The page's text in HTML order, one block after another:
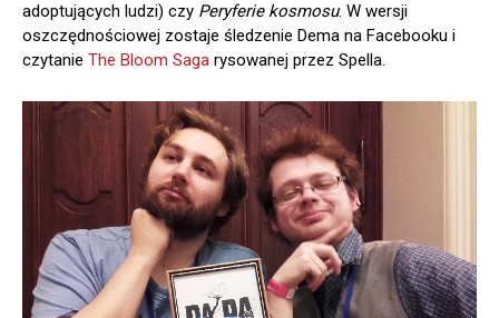
adoptujących ludzi) czy Peryferie kosmosu. W wersji
oszczędnościowej zostaje śledzenie Dema na Facebooku i
czytanie The Bloom Saga rysowanej przez Spella.